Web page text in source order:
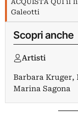
Galeotti
Scopri anche
Artisti
Barbara Kruger,
Marina Sagona